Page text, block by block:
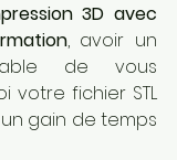
3D avec
, avoir un
de vous
votre fichier STL
gain de temps